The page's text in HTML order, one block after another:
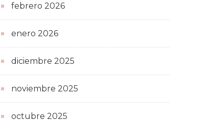
febrero 2026
enero 2026
diciembre 2025
noviembre 2025
octubre 2025